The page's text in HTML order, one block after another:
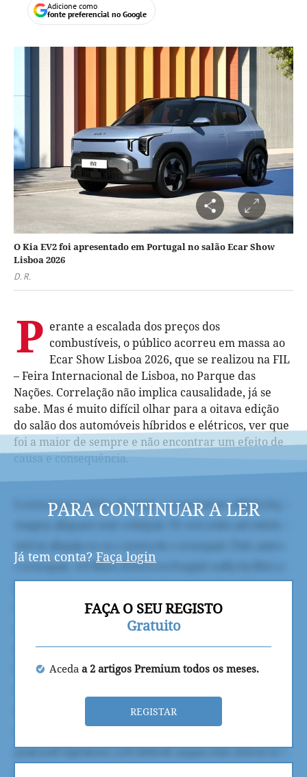
Adicione como
fonte preferencial no Google
O Kia EV2 foi apresentado em Portugal no salão Ecar Show
Lisboa 2026
D. R.
P erante a escalada dos preços dos
combustíveis, o público acorreu em massa ao
Ecar Show Lisboa 2026, que se realizou na FIL
– Feira Internacional de Lisboa, no Parque das
Nações. Correlação não implica causalidade, já se
sabe. Mas é muito difícil olhar para a oitava edição
do salão dos automóveis híbridos e elétricos, ver que
foi a maior de sempre e não encontrar um efeito de
causa e consequência.
PARA CONTINUAR A LER
Já tem conta? Faça login
FAÇA O SEU REGISTO
Gratuito
Aceda a 2 artigos Premium todos os meses.
REGISTAR